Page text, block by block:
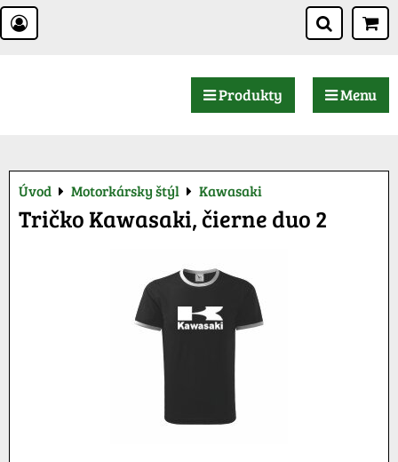
Produkty Menu
Úvod Motorkársky štýl Kawasaki
Tričko Kawasaki, čierne duo 2